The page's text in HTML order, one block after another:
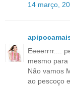
14 março,
Eeeerrrr....
mesmo
Não vamos
ao pescoço